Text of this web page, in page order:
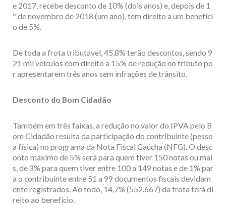
e 2017, recebe desconto de 10% (dois anos) e, depois de 1
º de novembro de 2018 (um ano), tem direito a um benefíci
o de 5%.
De toda a frota tributável, 45,8% terão descontos, sendo 9
21 mil veículos com direito a 15% de redução no tributo po
r apresentarem três anos sem infrações de trânsito.
Desconto do Bom Cidadão
Também em três faixas, a redução no valor do IPVA pelo B
om Cidadão resulta da participação do contribuinte (pesso
a física) no programa da Nota Fiscal Gaúcha (NFG). O desc
onto máximo de 5% será para quem tiver 150 notas ou mai
s, de 3% para quem tiver entre 100 a 149 notas e de 1% par
a o contribuinte entre 51 a 99 documentos fiscais devidam
ente registrados. Ao todo, 14,7% (552.667) da frota terá di
reito ao benefício.